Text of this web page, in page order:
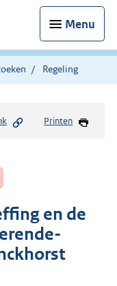
Menu
Regeling
Printen
en de